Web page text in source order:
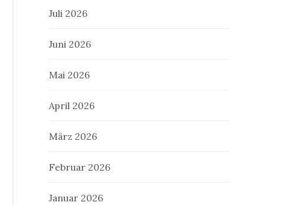
Juli 2026
Juni 2026
Mai 2026
April 2026
März 2026
Februar 2026
Januar 2026